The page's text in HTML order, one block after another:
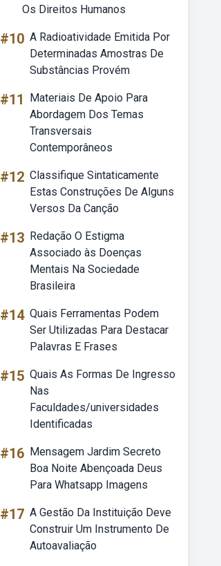
Os Direitos Humanos
#10 A Radioatividade Emitida Por
Determinadas Amostras De
Substâncias Provém
#11
Materiais De Apoio Para
Abordagem Dos Temas
Transversais
Contemporâneos
#12 Classifique Sintaticamente
Estas Construções De Alguns
Versos Da Canção
#13 Redação O Estigma
Associado às Doenças
Mentais Na Sociedade
Brasileira
#14 Quais Ferramentas Podem
Ser Utilizadas Para Destacar
Palavras E Frases
#15 Quais As Formas De Ingresso
Nas
Faculdades/universidades
Identificadas
#16 Mensagem Jardim Secreto
Boa Noite Abençoada Deus
Para Whatsapp Imagens
#17 A Gestão Da Instituição Deve
Construir Um Instrumento De
Autoavaliação